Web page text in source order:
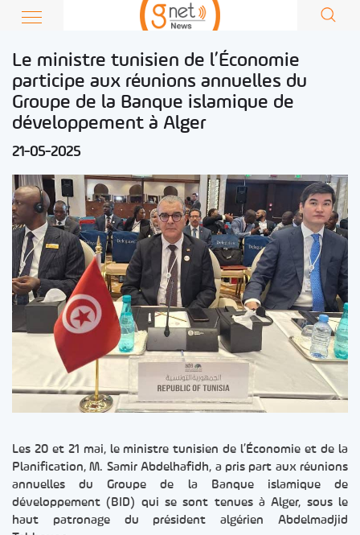
Le ministre tunisien de l’Économie
participe aux réunions annuelles du
Groupe de la Banque islamique de
développement à Alger
21-05-2025
Les 20 et 21 mai, le ministre tunisien de l’Économie et de la
Planification, M. Samir Abdelhafidh, a pris part aux réunions
annuelles du Groupe de la Banque islamique de
développement (BID) qui se sont tenues à Alger, sous le
haut patronage du président algérien Abdelmadjid